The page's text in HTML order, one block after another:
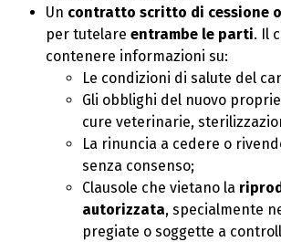
Un contratto scritto di cessione
per tutelare entrambe le parti. Il
contenere informazioni su:
Le condizioni di salute del
Gli obblighi del nuovo
cure veterinarie,
La rinuncia a cedere o
senza consenso;
Clausole che vietano la
autorizzata, specialmente
pregiate o soggette a